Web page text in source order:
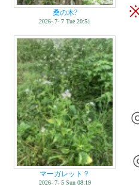
桑の木?
2026- 7- 7 Tue 20:51
マーガレット？
2026- 7- 5 Sun 08:19